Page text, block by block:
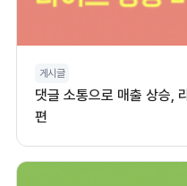
게시글
댓글 소통으로 매출 상승,
편